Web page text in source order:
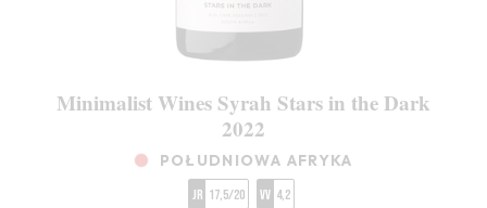
Minimalist Wines Syrah Stars in the Dark
2022
POŁUDNIOWA AFRYKA
JR 17,5/20 VV 4,2